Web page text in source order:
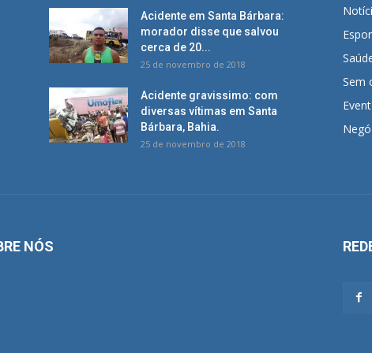
Acidente em Santa Bárbara:
morador disse que salvou
cerca de 20...
25 de novembro de 2018
Acidente gravissimo: com
diversas vítimas em Santa
Bárbara, Bahia.
25 de novembro de 2018
Sem
NÓS